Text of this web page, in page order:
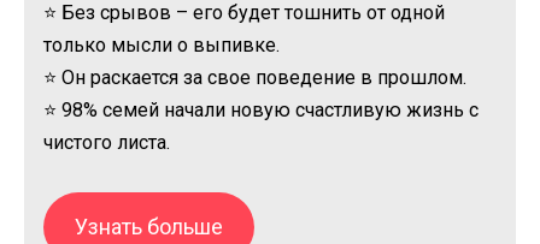
⭐ Без срывов – его будет тошнить от одной
только мысли о выпивке.
⭐ Он раскается за свое поведение в прошлом.
⭐ 98% семей начали новую счастливую жизнь с
чистого листа.
Узнать больше